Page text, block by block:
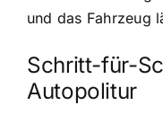
und das Fahrzeug
Schritt-für-
Autopolitur